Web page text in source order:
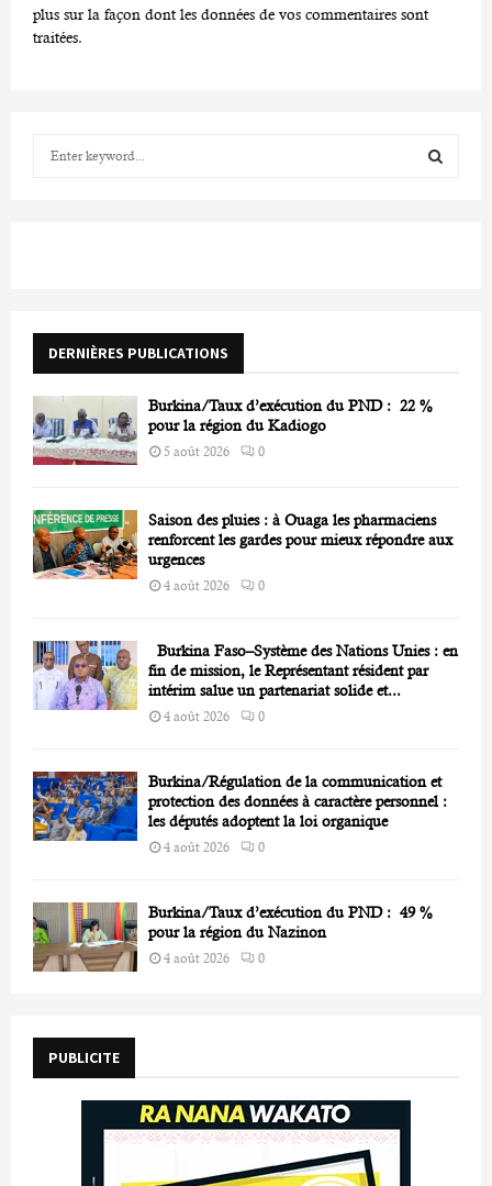
plus sur la façon dont les données de vos commentaires sont
traitées.
r
DERNIÈRES PUBLICATIONS
Burkina/Taux d’exécution du PND : 22 %
pour la région du Kadiogo
5 août 2026 0
Saison des pluies : à Ouaga les pharmaciens
renforcent les gardes pour mieux répondre aux
urgences
4 août 2026 0
Burkina Faso–Système des Nations Unies : en
fin de mission, le Représentant résident par
intérim salue un partenariat solide et...
4 août 2026 0
Burkina/Régulation de la communication et
protection des données à caractère personnel :
les députés adoptent la loi organique
4 août 2026 0
Burkina/Taux d’exécution du PND : 49 %
pour la région du Nazinon
4 août 2026 0
PUBLICITE